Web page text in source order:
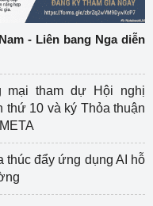
- Liên bang Nga diễn
mại tham dự Hội nghị
10 và ký Thỏa thuận
thúc đẩy ứng dụng AI hỗ